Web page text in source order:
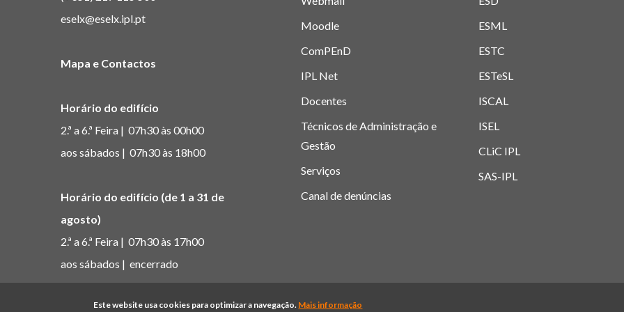
eselx@eselx.ipl.pt
Mapa e Contactos
Horário do edifício
2.ª a 6.ª Feira | 07h30 às 00h00
aos sábados | 07h30 às 18h00
Horário do edifício (de 1 a 31 de
agosto)
2.ª a 6.ª Feira | 07h30 às 17h00
aos sábados | encerrado
Moodle
ComPEnD
IPL Net
Docentes
Técnicos de Administração e
Gestão
Serviços
Canal de denúncias
ESML
ESTC
ESTeSL
ISCAL
ISEL
CLiC IPL
SAS-IPL
Este website usa cookies para optimizar a navegação. Mais informação